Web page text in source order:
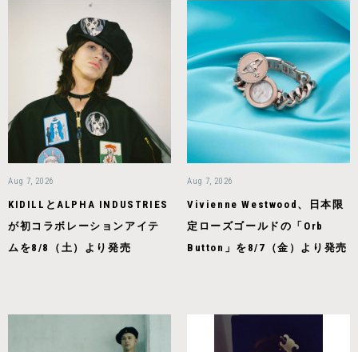
Aug 7, 2026
KIDILLとALPHA INDUSTRIES
が初コラボレーションアイテ
ムを8/8（土）より発売
Aug 7, 2026
Vivienne Westwood、日本限
定ローズゴールドの「Orb
Button」を8/7（金）より発売